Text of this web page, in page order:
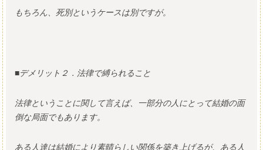
もちろん、死別というケースは別ですが。
■デメリット２．法律で縛られること
法律ということに関して言えば、一部分の人にとって結婚の面
倒な局面でもあります。
ある人達は結婚により素晴らしい関係を築き上げるが、ある人